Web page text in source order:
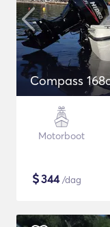
Compass
Motorboot
$344/dag